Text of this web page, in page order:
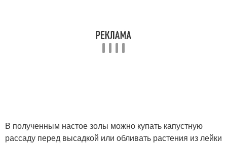
В полученным настое золы можно купать капустную
рассаду перед высадкой или обливать растения из лейки